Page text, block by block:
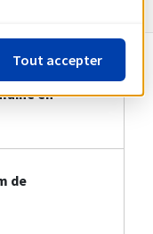
en
de
Tout accepter